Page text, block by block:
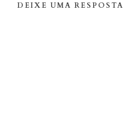
DEIXE UMA RESPOSTA